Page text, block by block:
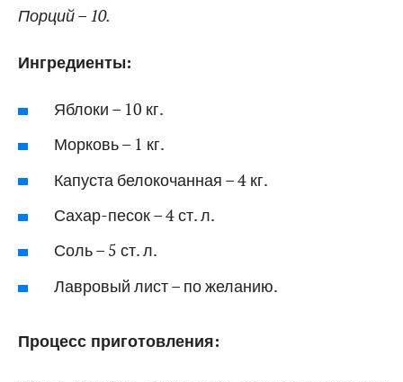
Порций – 10.
Ингредиенты:
Яблоки – 10 кг.
Морковь – 1 кг.
Капуста белокочанная – 4 кг.
Сахар-песок – 4 ст. л.
Соль – 5 ст. л.
Лавровый лист – по желанию.
Процесс приготовления: